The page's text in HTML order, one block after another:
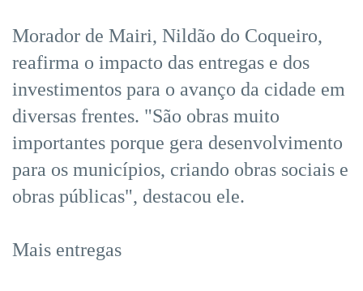
Morador de Mairi, Nildão do Coqueiro,
reafirma o impacto das entregas e dos
investimentos para o avanço da cidade em
diversas frentes. "São obras muito
importantes porque gera desenvolvimento
para os municípios, criando obras sociais e
obras públicas", destacou ele.
Mais entregas